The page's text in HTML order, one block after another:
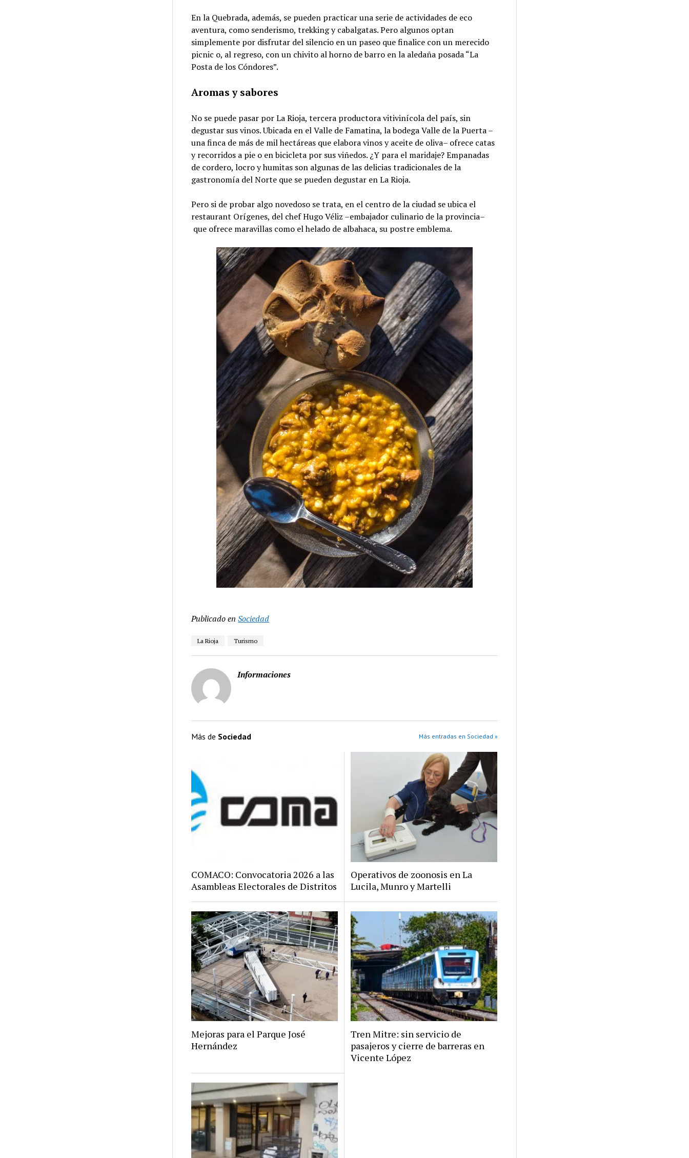
En la Quebrada, además, se pueden practicar una serie de actividades de eco
aventura, como senderismo, trekking y cabalgatas. Pero algunos optan
simplemente por disfrutar del silencio en un paseo que finalice con un merecido
picnic o, al regreso, con un chivito al horno de barro en la aledaña posada “La
Posta de los Cóndores”.
Aromas y sabores
No se puede pasar por La Rioja, tercera productora vitivinícola del país, sin
degustar sus vinos. Ubicada en el Valle de Famatina, la bodega Valle de la Puerta –
una finca de más de mil hectáreas que elabora vinos y aceite de oliva– ofrece catas
y recorridos a pie o en bicicleta por sus viñedos. ¿Y para el maridaje? Empanadas
de cordero, locro y humitas son algunas de las delicias tradicionales de la
gastronomía del Norte que se pueden degustar en La Rioja.
Pero si de probar algo novedoso se trata, en el centro de la ciudad se ubica el
restaurant Orígenes, del chef Hugo Véliz –embajador culinario de la provincia–
que ofrece maravillas como el helado de albahaca, su postre emblema.
Publicado en Sociedad
La Rioja Turismo
Informaciones
Más de Sociedad Más entradas en Sociedad »
COMACO: Convocatoria 2026 a las
Asambleas Electorales de Distritos
Operativos de zoonosis en La
Lucila, Munro y Martelli
Mejoras para el Parque José
Hernández
Tren Mitre: sin servicio de
pasajeros y cierre de barreras en
Vicente López